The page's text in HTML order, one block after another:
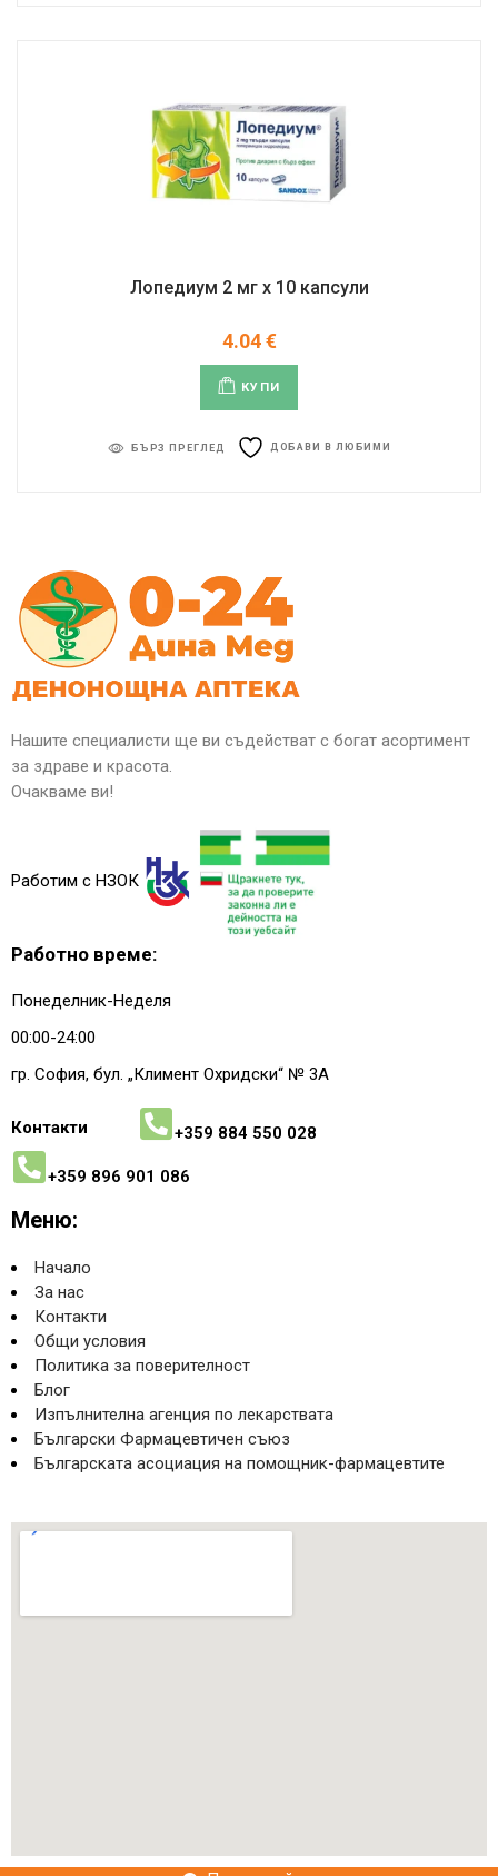
Лопедиум 2 мг x 10 капсули
4.04€
КУПИ
БЪРЗ ПРЕГЛЕД ДОБАВИ В ЛЮБИМИ
Нашите специалисти ще ви съдействат с богат асортимент
за здраве и красота.
Очакваме ви!
Работим с НЗОК
Работно време:
Понеделник-Неделя
00:00-24:00
гр. София, бул. „Климент Охридски“ № 3A
Контакти +359 884 550 028
+359 896 901 086
Меню:
Начало
За нас
Контакти
Общи условия
Политика за поверителност
Блог
Изпълнителна агенция по лекарствата
Български Фармацевтичен съюз
Българската асоциация на помощник-фармацевтите